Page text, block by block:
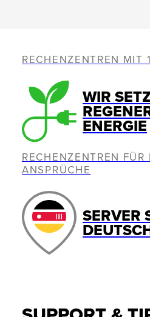
RECHENZENTREN MIT
WIR
ENERGIE
RECHENZENTREN FÜR
ANSPRÜCHE
SERVER